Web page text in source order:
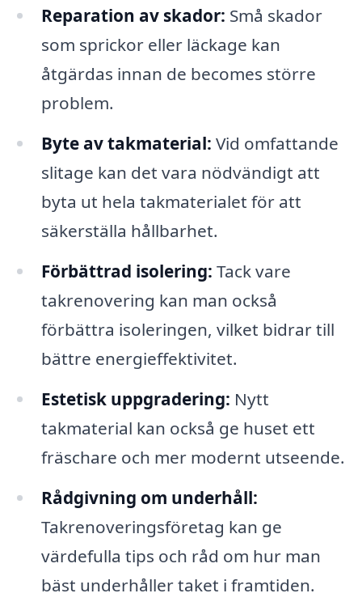
Reparation av skador: Små skador
som sprickor eller läckage kan
åtgärdas innan de becomes större
problem.
Byte av takmaterial: Vid omfattande
slitage kan det vara nödvändigt att
byta ut hela takmaterialet för att
säkerställa hållbarhet.
Förbättrad isolering: Tack vare
takrenovering kan man också
förbättra isoleringen, vilket bidrar till
bättre energieffektivitet.
Estetisk uppgradering: Nytt
takmaterial kan också ge huset ett
fräschare och mer modernt utseende.
Rådgivning om underhåll:
Takrenoveringsföretag kan ge
värdefulla tips och råd om hur man
bäst underhåller taket i framtiden.